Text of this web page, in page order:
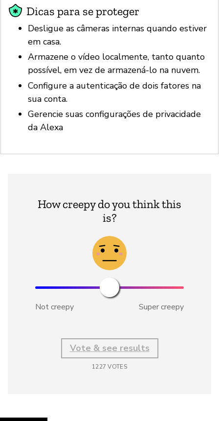
Dicas para se proteger
Desligue as câmeras internas quando estiver
em casa.
Armazene o vídeo localmente, tanto quanto
possível, em vez de armazená-lo na nuvem.
Configure a autenticação de dois fatores na
sua conta.
Gerencie suas configurações de privacidade
da Alexa
How creepy do you think this
is?
Not creepy Super creepy
Vote & see results
1227 VOTES